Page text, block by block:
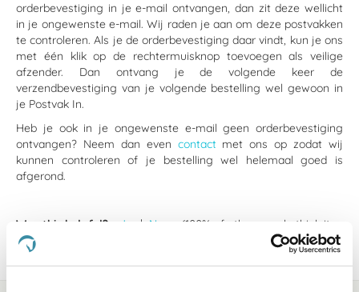
orderbevestiging in je e-mail ontvangen, dan zit deze wellicht
in je ongewenste e-mail. Wij raden je aan om deze postvakken
te controleren. Als je de orderbevestiging daar vindt, kun je ons
met één klik op de rechtermuisknop toevoegen als veilige
afzender. Dan ontvang je de volgende keer de
verzendbevestiging van je volgende bestelling wel gewoon in
je Postvak In.
Heb je ook in je ongewenste e-mail geen orderbevestiging
ontvangen? Neem dan even contactmet ons op zodat wij
kunnen controleren of je bestelling wel helemaal goed is
afgerond.
Was this helpful? Ja Nee
(100% of other people think it
was helpful)